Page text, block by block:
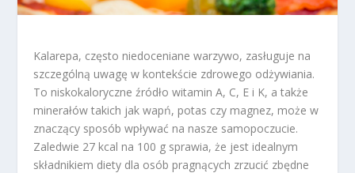
Kalarepa, często niedoceniane warzywo, zasługuje na
szczególną uwagę w kontekście zdrowego odżywiania.
To niskokaloryczne źródło witamin A, C, E i K, a także
minerałów takich jak wapń, potas czy magnez, może w
znaczący sposób wpływać na nasze samopoczucie.
Zaledwie 27 kcal na 100 g sprawia, że jest idealnym
składnikiem diety dla osób pragnących zrzucić zbędne